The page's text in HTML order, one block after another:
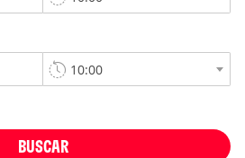
BUSCAR